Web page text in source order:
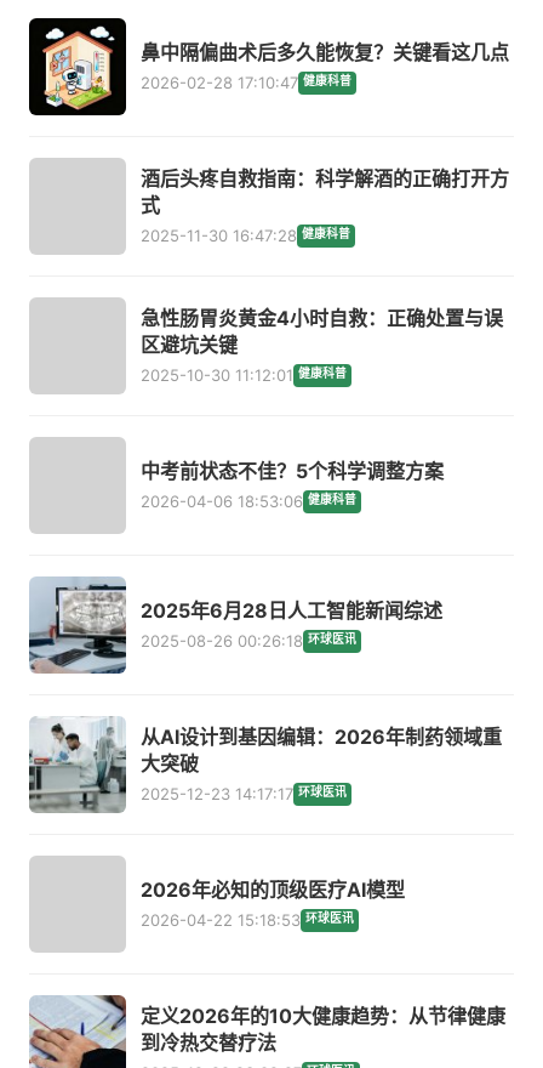
鼻中隔偏曲术后多久能恢复？关键看这几点
2026-02-28 17:10:47 健康科普
酒后头疼自救指南：科学解酒的正确打开方
式
2025-11-30 16:47:28 健康科普
急性肠胃炎黄金4小时自救：正确处置与误
区避坑关键
2025-10-30 11:12:01 健康科普
中考前状态不佳？5个科学调整方案
2026-04-06 18:53:06 健康科普
2025年6月28日人工智能新闻综述
2025-08-26 00:26:18 环球医讯
从AI设计到基因编辑：2026年制药领域重
大突破
2025-12-23 14:17:17 环球医讯
2026年必知的顶级医疗AI模型
2026-04-22 15:18:53 环球医讯
定义2026年的10大健康趋势：从节律健康
到冷热交替疗法